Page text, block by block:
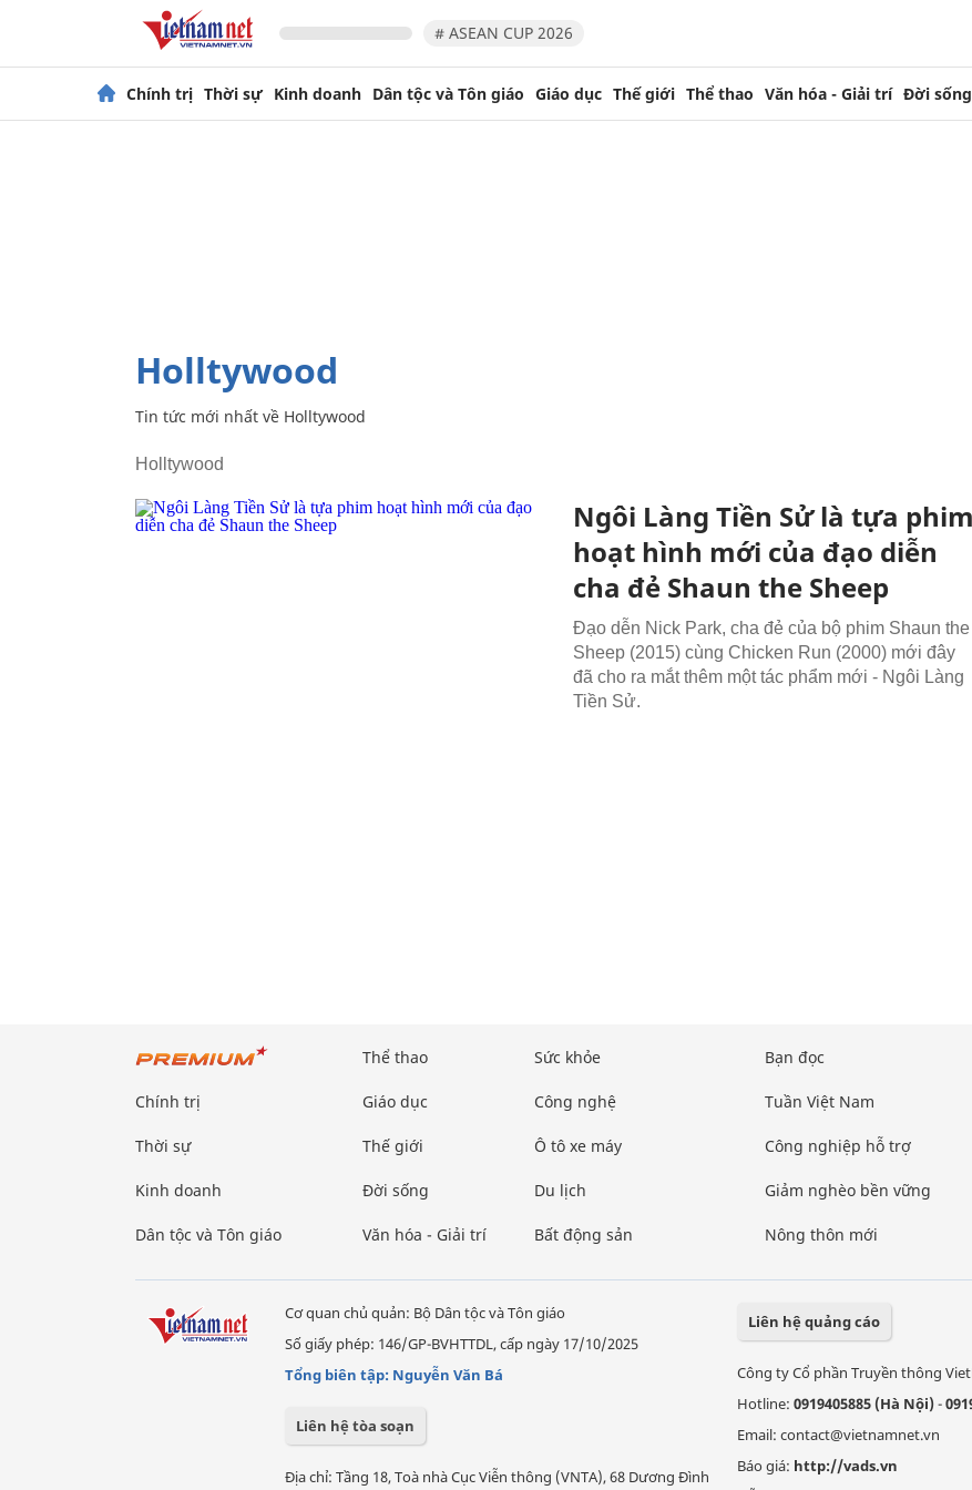
# ASEAN CUP 2026
Chính trị Thời sự Kinh doanh Dân tộc và Tôn giáo Giáo dục Thế giới Thể thao Văn hóa - Giải trí Đời sống
Holltywood
Tin tức mới nhất về Holltywood
Holltywood
Ngôi Làng Tiền Sử là tựa phim
hoạt hình mới của đạo diễn
cha đẻ Shaun the Sheep
Đạo dễn Nick Park, cha đẻ của bộ phim Shaun the
Sheep (2015) cùng Chicken Run (2000) mới đây
đã cho ra mắt thêm một tác phẩm mới - Ngôi Làng
Tiền Sử.
Chính trị
Thời sự
Kinh doanh
Dân tộc và Tôn giáo
Thể thao
Giáo dục
Thế giới
Đời sống
Văn hóa - Giải trí
Sức khỏe
Công nghệ
Ô tô xe máy
Du lịch
Bất động sản
Bạn đọc
Tuần Việt Nam
Công nghiệp hỗ trợ
Giảm nghèo bền vững
Nông thôn mới
Cơ quan chủ quản: Bộ Dân tộc và Tôn giáo
Số giấy phép: 146/GP-BVHTTDL, cấp ngày 17/10/2025
Tổng biên tập: Nguyễn Văn Bá
Liên hệ tòa soạn
Địa chỉ: Tầng 18, Toà nhà Cục Viễn thông (VNTA), 68 Dương Đình
Liên hệ quảng cáo
Công ty Cổ phần Truyền thông
Hotline: 0919405885 (Hà Nội)-
Email: contact@vietnamnet.vn
Báo giá: http://vads.vn